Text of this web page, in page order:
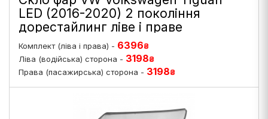
LED (2016-2020) 2 покоління
дорестайлинг ліве і праве
Комплект (ліва і права) - 6396₴
Ліва (водійська) сторона - 3198₴
Права (пасажирська) сторона - 3198₴